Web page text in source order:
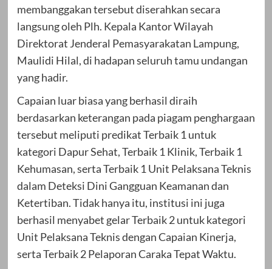
membanggakan tersebut diserahkan secara
langsung oleh Plh. Kepala Kantor Wilayah
Direktorat Jenderal Pemasyarakatan Lampung,
Maulidi Hilal, di hadapan seluruh tamu undangan
yang hadir.
Capaian luar biasa yang berhasil diraih
berdasarkan keterangan pada piagam penghargaan
tersebut meliputi predikat Terbaik 1 untuk
kategori Dapur Sehat, Terbaik 1 Klinik, Terbaik 1
Kehumasan, serta Terbaik 1 Unit Pelaksana Teknis
dalam Deteksi Dini Gangguan Keamanan dan
Ketertiban. Tidak hanya itu, institusi ini juga
berhasil menyabet gelar Terbaik 2 untuk kategori
Unit Pelaksana Teknis dengan Capaian Kinerja,
serta Terbaik 2 Pelaporan Caraka Tepat Waktu.